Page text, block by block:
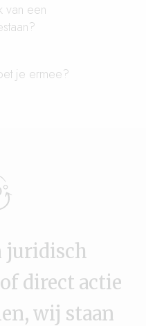
van een
je ermee?
juridisch
direct actie
wij staan